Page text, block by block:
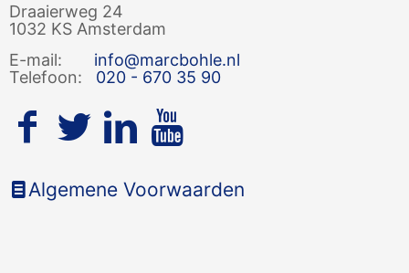
Draaierweg 24
1032 KS Amsterdam
E-mail: info@marcbohle.nl
Telefoon: 020 - 670 35 90
Algemene Voorwaarden